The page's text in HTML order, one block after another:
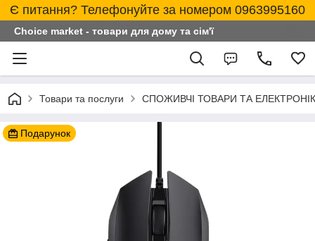
Є питання? Телефонуйте за номером 0963995160
Choice market - товари для дому та сім'ї
Товари та послуги СПОЖИВЧІ ТОВАРИ ТА
Подарунок